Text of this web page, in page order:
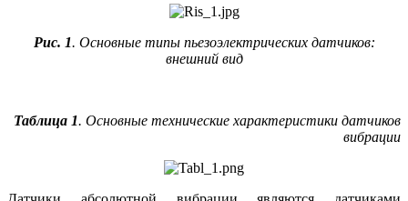
Рис. 1. Основные типы пьезоэлектрических датчиков:
внешний вид
Таблица 1. Основные технические характеристики датчиков
вибрации